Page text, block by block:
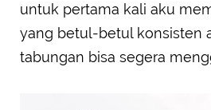
untuk pertama kali aku
yang betul-betul konsisten
tabungan bisa segera